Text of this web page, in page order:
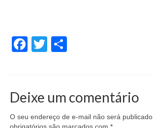
Facebook
Twitter
Deixe um comentário
O seu endereço de e-mail não será publicado.